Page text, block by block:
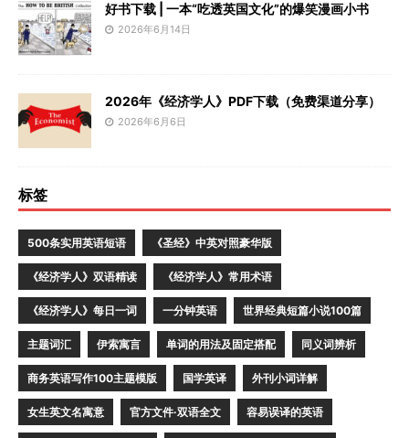
好书下载 | 一本“吃透英国文化”的爆笑漫画小书
2026年6月14日
2026年《经济学人》PDF下载（免费渠道分享）
2026年6月6日
标签
500条实用英语短语 《圣经》中英对照豪华版
《经济学人》双语精读 《经济学人》常用术语
《经济学人》每日一词 一分钟英语 世界经典短篇小说100篇
主题词汇 伊索寓言 单词的用法及固定搭配 同义词辨析
商务英语写作100主题模版 国学英译 外刊小词详解
女生英文名寓意 官方文件·双语全文 容易误译的英语